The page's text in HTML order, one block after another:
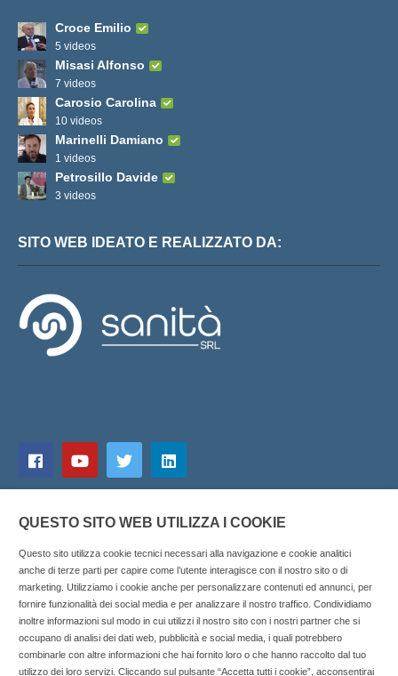
Croce Emilio
5 videos
Misasi Alfonso
7 videos
Carosio Carolina
10 videos
Marinelli Damiano
1 videos
Petrosillo Davide
3 videos
SITO WEB IDEATO E REALIZZATO DA:
Copyright © 2025 SOCIALFARMA - La piattaforma web per i
professionisti della farmacia. Tutti i diritti riservati.
QUESTO SITO WEB UTILIZZA I COOKIE
Questo sito utilizza cookie tecnici necessari alla navigazione e cookie analitici
anche di terze parti per capire come l’utente interagisce con il nostro sito o di
marketing. Utilizziamo i cookie anche per personalizzare contenuti ed annunci, per
fornire funzionalità dei social media e per analizzare il nostro traffico. Condividiamo
inoltre informazioni sul modo in cui utilizzi il nostro sito con i nostri partner che si
occupano di analisi dei dati web, pubblicità e social media, i quali potrebbero
combinarle con altre informazioni che hai fornito loro o che hanno raccolto dal tuo
utilizzo dei loro servizi. Cliccando sul pulsante “Accetta tutti i cookie”, acconsentirai